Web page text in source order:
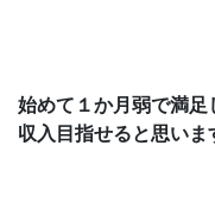
始めて１か月弱で満
収入目指せると思いま